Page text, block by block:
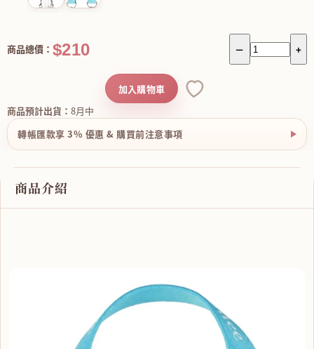
－ +
商品總價： $210
商品預計出貨： 8月中
加入購物車
轉帳匯款享 3% 優惠 & 購買前注意事項
商品介紹